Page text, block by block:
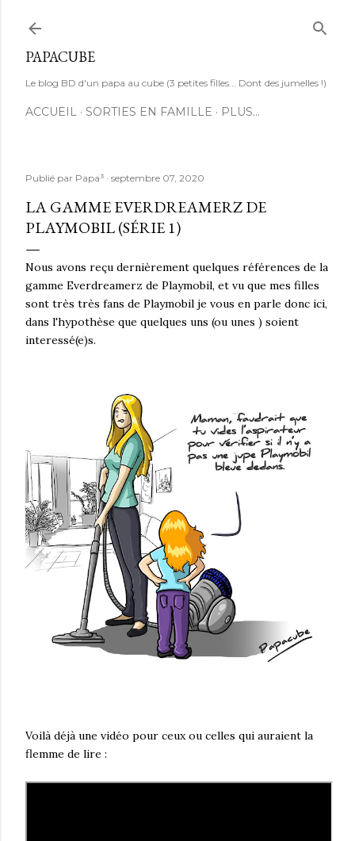
PAPACUBE
Le blog BD d'un papa au cube (3 petites filles... Dont des jumelles !)
ACCUEIL SORTIES EN FAMILLE PLUS…
Publié par Papa³ septembre 07, 2020
LA GAMME EVERDREAMERZ DE
PLAYMOBIL (SÉRIE 1)
Nous avons reçu dernièrement quelques références de la
gamme Everdreamerz de Playmobil, et vu que mes filles
sont très très fans de Playmobil je vous en parle donc ici,
dans l'hypothèse que quelques uns (ou unes ) soient
interessé(e)s.
Voilà déjà une vidéo pour ceux ou celles qui auraient la
flemme de lire :